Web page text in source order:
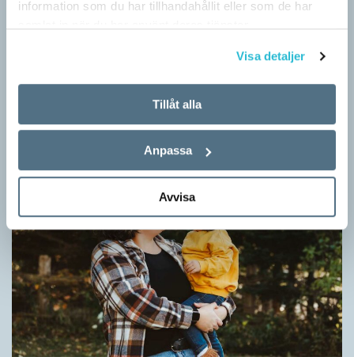
information som du har tillhandahållit eller som de har
Visa detaljer
Tillåt alla
Anpassa
Avvisa
Fler ser kvinnor med nya former
När det handlar om stora grupper av människor används i regel
ersätts av dubbel­former som les étudiantes…